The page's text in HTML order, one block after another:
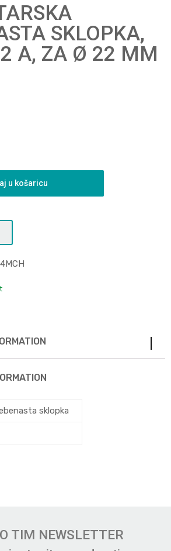
SKLOPKA,
A, ZA Ø 22 MM
u košaricu
sklopka
TIM NEWSLETTER